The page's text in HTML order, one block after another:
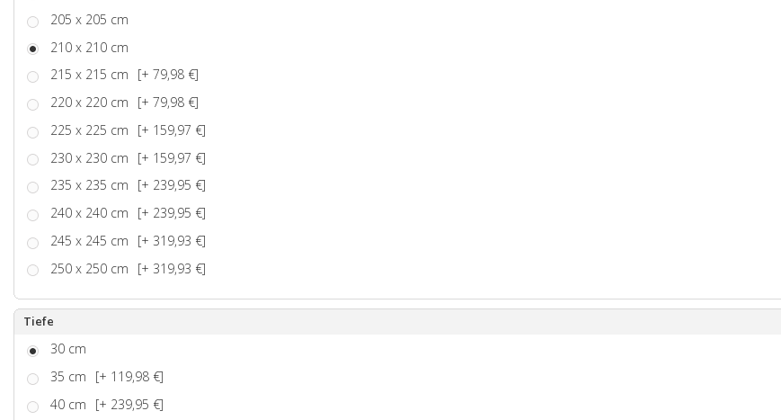
205 x 205 cm
210 x 210 cm
215 x 215 cm
[+ 79,98 €]
220 x 220 cm
[+ 79,98 €]
225 x 225 cm
[+ 159,97 €]
230 x 230 cm
[+ 159,97 €]
235 x 235 cm
[+ 239,95 €]
240 x 240 cm
[+ 239,95 €]
245 x 245 cm
[+ 319,93 €]
250 x 250 cm
[+ 319,93 €]
Tiefe
30 cm
35 cm
[+ 119,98 €]
40 cm
[+ 239,95 €]